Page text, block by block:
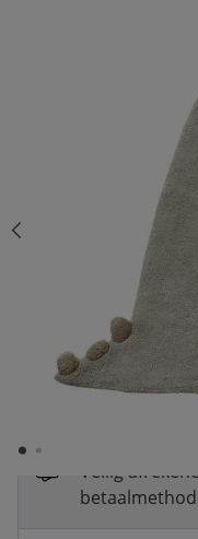
WASBAAR
Snelle levering
Voor 23:00
verzonden
Betaal nu of
Veilig